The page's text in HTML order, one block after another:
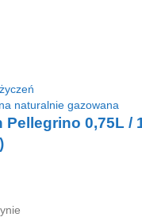
naturalnie gazowana
Pellegrino 0,75L /